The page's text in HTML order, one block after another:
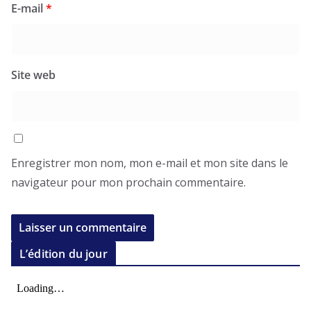
E-mail*
Site web
Enregistrer mon nom, mon e-mail et mon site dans le
navigateur pour mon prochain commentaire.
L’édition du jour